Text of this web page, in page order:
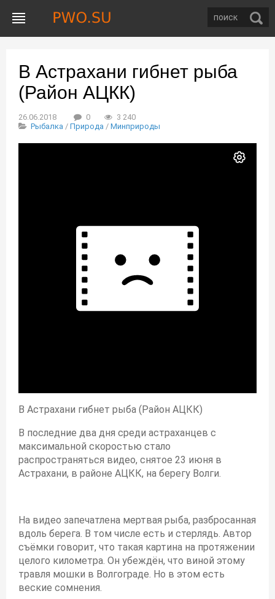
В Астрахани гибнет рыба
(Район АЦКК)
26.06.2018 0
3 240
Рыбалка / Природа / Минприроды
В Астрахани гибнет рыба (Район АЦКК)
В последние два дня среди астраханцев с
максимальной скоростью стало
распространяться видео, снятое 23 июня в
Астрахани, в районе АЦКК, на берегу Волги.
На видео запечатлена мертвая рыба, разбросанная
вдоль берега. В том числе есть и стерлядь. Автор
съёмки говорит, что такая картина на протяжении
целого километра. Он убеждён, что виной этому
травля мошки в Волгограде. Но в этом есть
веские сомнения.